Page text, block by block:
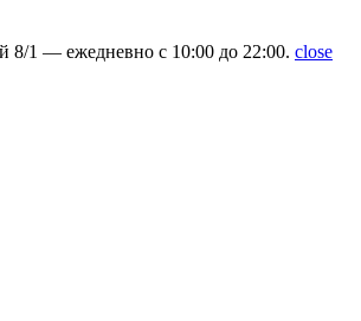
8/1 — ежедневно с 10:00 до 22:00. close